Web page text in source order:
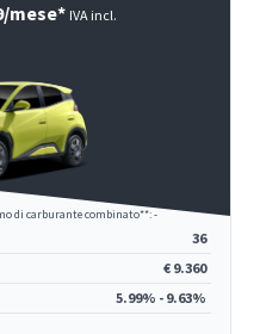
mese* IVA incl.
di carburante combinato**: -
36
€ 9.360
5.99% - 9.63%